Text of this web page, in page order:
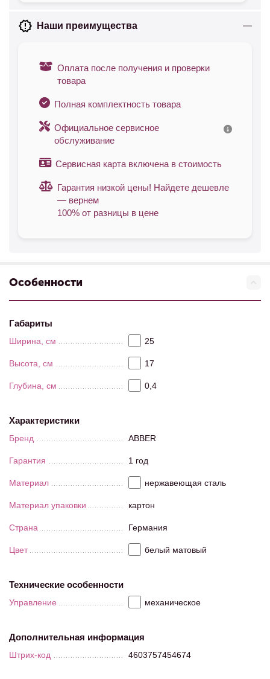
Наши преимущества
Оплата после получения и проверки
товара
Полная комплектность товара
Официальное сервисное
обслуживание
Сервисная карта включена в стоимость
Гарантия низкой цены! Найдете дешевле
— вернем
100% от разницы в цене
Особенности
Габариты
Ширина, см 25
Высота, см 17
Глубина, см 0,4
Характеристики
Бренд ABBER
Гарантия 1 год
Материал нержавеющая сталь
Материал упаковки картон
Страна Германия
Цвет белый матовый
Технические особенности
Управление механическое
Дополнительная информация
Штрих-код 4603757454674